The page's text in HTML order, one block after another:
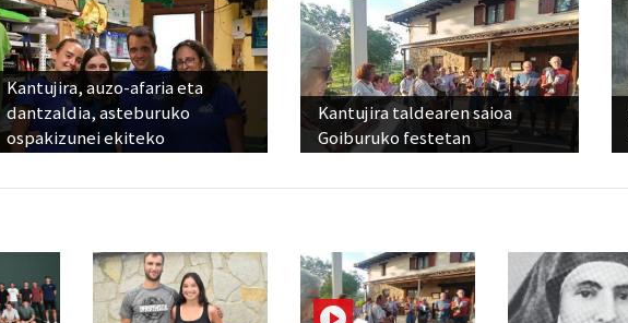
Kantujira, auzo-afaria eta
dantzaldia, asteburuko
ospakizunei ekiteko
Kantujira taldearen saioa
Goiburuko festetan